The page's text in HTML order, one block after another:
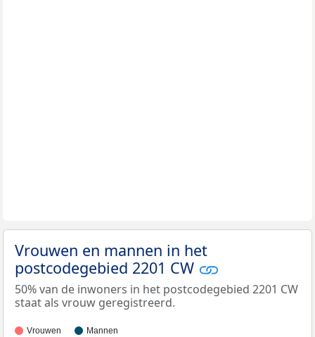
Vrouwen en mannen in het
postcodegebied 2201 CW
50% van de inwoners in het postcodegebied 2201 CW
staat als vrouw geregistreerd.
Vrouwen Mannen